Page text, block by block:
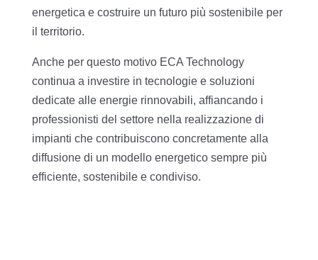
energetica e costruire un futuro più sostenibile per
il territorio.
Anche per questo motivo ECA Technology
continua a investire in tecnologie e soluzioni
dedicate alle energie rinnovabili, affiancando i
professionisti del settore nella realizzazione di
impianti che contribuiscono concretamente alla
diffusione di un modello energetico sempre più
efficiente, sostenibile e condiviso.